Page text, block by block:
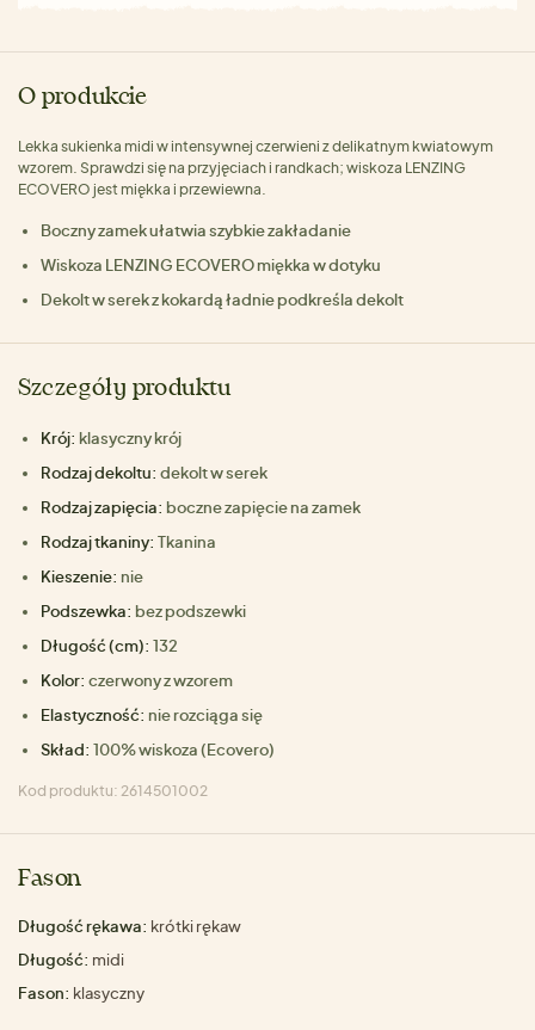
O produkcie
Lekka sukienka midi w intensywnej czerwieni z delikatnym kwiatowym
wzorem. Sprawdzi się na przyjęciach i randkach; wiskoza LENZING
ECOVERO jest miękka i przewiewna.
Boczny zamek ułatwia szybkie zakładanie
Wiskoza LENZING ECOVERO miękka w dotyku
Dekolt w serek z kokardą ładnie podkreśla dekolt
Szczegóły produktu
Krój: klasyczny krój
Rodzaj dekoltu: dekolt w serek
Rodzaj zapięcia: boczne zapięcie na zamek
Rodzaj tkaniny: Tkanina
Kieszenie: nie
Podszewka: bez podszewki
Długość (cm): 132
Kolor: czerwony z wzorem
Elastyczność: nie rozciąga się
Skład: 100% wiskoza (Ecovero)
Kod produktu: 2614501002
Fason
Długość rękawa: krótki rękaw
Długość: midi
Fason: klasyczny